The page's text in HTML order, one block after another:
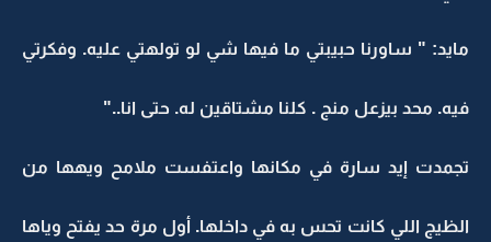
مايد: " ساورنا حبيبتي ما فيها شي لو تولهتي عليه. وفكرتي
فيه. محد بيزعل منج . كلنا مشتاقين له. حتى انا.."
تجمدت إيد سارة في مكانها واعتفست ملامح ويهها من
الظيج اللي كانت تحس به في داخلها. أول مرة حد يفتح وياها